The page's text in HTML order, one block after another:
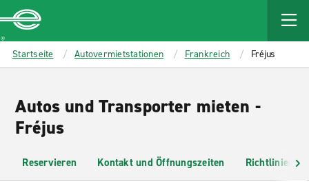
MAIN
CONTENT
Enterprise
Startseite Autovermietstationen Frankreich Fréjus
Autos und Transporter mieten -
Fréjus
Reservieren Kontakt und Öffnungszeiten Richtlinien